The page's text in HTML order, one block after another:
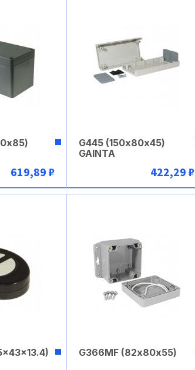
619,89 ₽
В корзину
G445 (150х80х45)
GAINTA
422,29 ₽
G366MF (82х80х55)